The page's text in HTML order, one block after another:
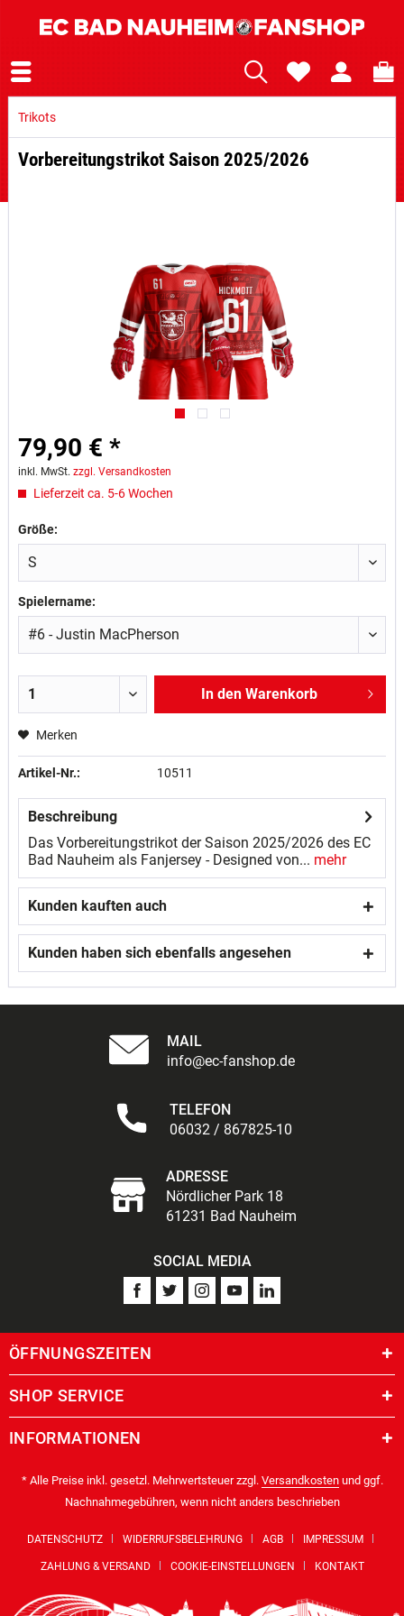
Trikots
Vorbereitungstrikot Saison 2025/2026
79,90 € *
inkl. MwSt. zzgl. Versandkosten
Lieferzeit ca. 5-6 Wochen
Größe:
Spielername:
In den Warenkorb
Merken
Artikel-Nr.: 10511
Beschreibung
Das Vorbereitungstrikot der Saison 2025/2026 des EC
Bad Nauheim als Fanjersey - Designed von... mehr
Kunden kauften auch
Kunden haben sich ebenfalls angesehen
MAIL
info@ec-fanshop.de
TELEFON
06032 / 867825-10
ADRESSE
Nördlicher Park 18
61231 Bad Nauheim
SOCIAL MEDIA
ÖFFNUNGSZEITEN
SHOP SERVICE
INFORMATIONEN
* Alle Preise inkl. gesetzl. Mehrwertsteuer zzgl. Versandkostenund ggf.
Nachnahmegebühren, wenn nicht anders beschrieben
DATENSCHUTZ WIDERRUFSBELEHRUNG AGB IMPRESSUM
ZAHLUNG & VERSAND COOKIE-EINSTELLUNGEN KONTAKT